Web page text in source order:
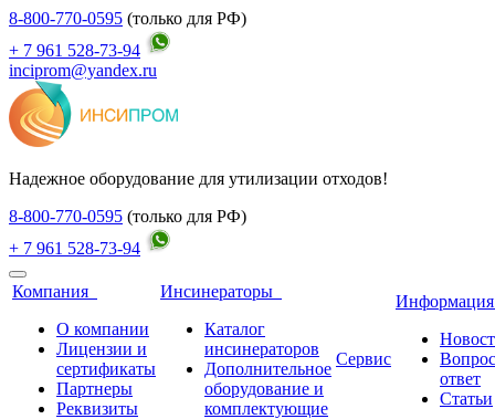
8-800-770-0595 (только для РФ)
+ 7 961 528-73-94
inciprom@yandex.ru
Надежное оборудование для утилизации отходов!
8-800-770-0595 (только для РФ)
+ 7 961 528-73-94
Компания
О компании
Лицензии и
сертификаты
Партнеры
Реквизиты
Инсинераторы
Каталог
инсинераторов
Дополнительное
оборудование и
комплектующие
Сервис
Вопрос
ответ
Статьи